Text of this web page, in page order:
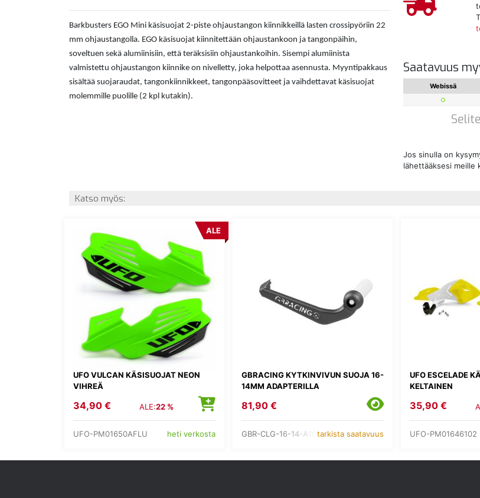
Saatavuus
Webissä
Jos sinulla on
lähettääksesi meille
Barkbusters EGO Mini käsisuojat 2-piste ohjaustangon kiinnikkeillä lasten crossipyöriin 22
mm ohjaustangolla. EGO käsisuojat kiinnitettään ohjaustankoon ja tangonpäihin,
soveltuen sekä alumiinisiin, että teräksisiin ohjaustankoihin. Sisempi alumiinista
valmistettu ohjaustangon kiinnike on nivelletty, joka helpottaa asennusta. Myyntipakkaus
sisältää suojaraudat, tangonkiinnikkeet, tangonpääsovitteet ja vaihdettavat käsisuojat
molemmille puolille (2 kpl kutakin).
Katso myös:
UFO VULCAN KÄSISUOJAT NEON
VIHREÄ
ALE
34,90 € ALE:22 %
UFO-PM01650AFLU heti verkosta
GBRACING KYTKINVIVUN SUOJA 16-
14MM ADAPTERILLA
81,90 €
GBR-CLG-16-14-A160tarkista saatavuus
UFO ESCELADE
KELTAINEN
35,90 €
UFO-PM01646102